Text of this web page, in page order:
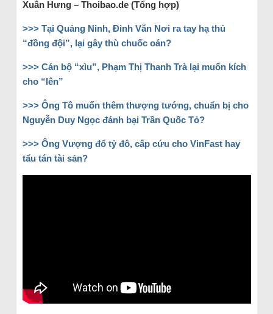
Xuân Hưng – Thoibao.de (Tổng hợp)
>>> Tại Quảng Ninh, Đinh Văn Nơi ra tay hạ thủ
“đồng đội”, lại gây thù chuốc oán?
>>> Cán bộ “xìu”, Phạm Thị Thanh Trà lại muốn kích
cho “lên”
>>> Ông Tô muốn thêm thượng tướng, chuẩn bị cho
Nguyễn Duy Ngọc đánh bại Trần Quốc Tỏ?
>>> Ông Vượng đổ tỷ đô, cấp cứu cho VinFast hay
tẩu tán tài sản?